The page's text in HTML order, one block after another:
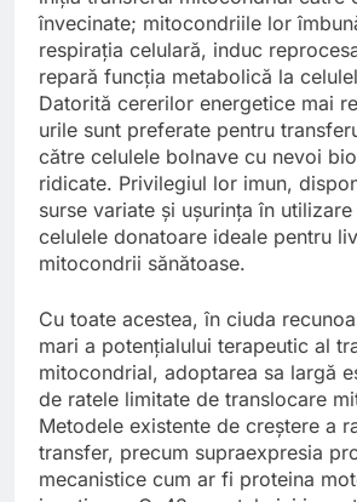
învecinate; mitocondriile lor
respirația celulară, induc
repară funcția metabolică la
Datorită cererilor energetice mai
urile sunt preferate pentru
către celulele bolnave cu nevoi
ridicate. Privilegiul lor imun,
surse variate și ușurința în
celulele donatoare ideale pentru
mitocondrii sănătoase.
Cu toate acestea, în ciuda
mari a potențialului terapeutic al
mitocondrial, adoptarea sa largă
de ratele limitate de translocare
Metodele existente de creștere a
transfer, precum supraexpresia
mecanistice cum ar fi proteina